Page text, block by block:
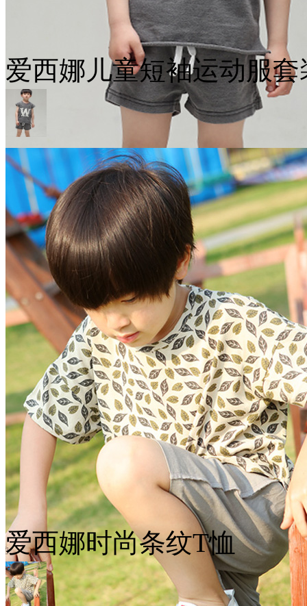
爱西娜儿童短袖运动服套
爱西娜时尚条纹T恤